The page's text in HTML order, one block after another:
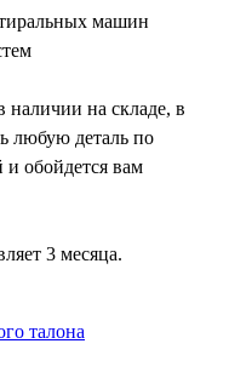
машин
наличии на складе, в
любую деталь по
и обойдется вам
3 месяца.
талона